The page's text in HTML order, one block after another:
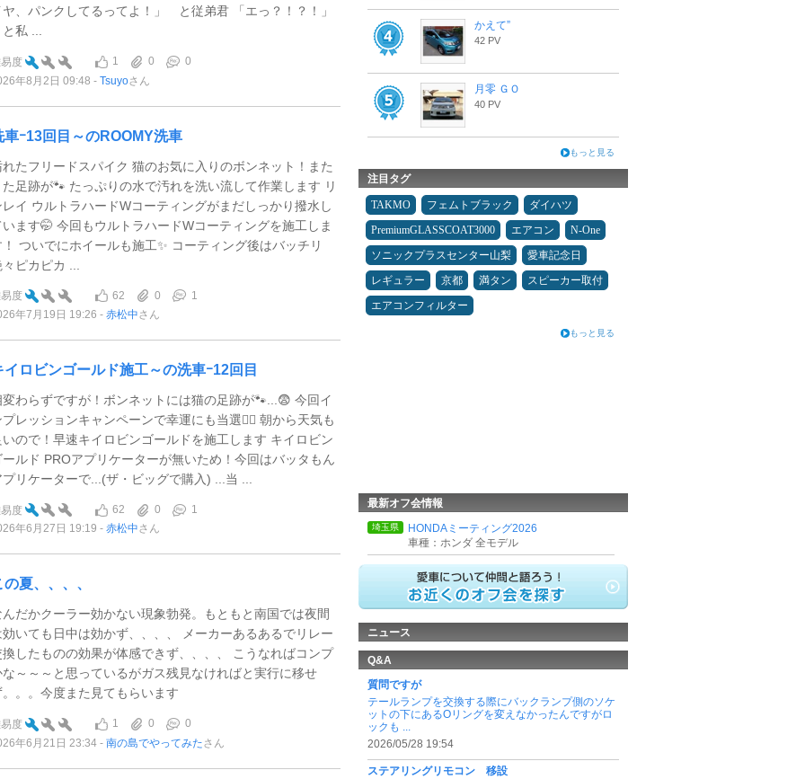
ヤ、パンクしてるってよ！」 と従弟君 「エっ？！？！」
私 ...
度 1 0
0
年8月2日 09:48
Tsuyoさん
車ｰ13回目～のROOMY洗車
れたフリードスパイク 猫のお気に入りのボンネット！また
た足跡が🐾 たっぷりの水で汚れを洗い流して作業します リ
レイ ウルトラハードWコーティングがまだしっかり撥水し
います🤭 今回もウルトラハードWコーティングを施工しま
！ ついでにホイールも施工✨ コーティング後はバッチリ
ピカピカ ...
度 62 0
1
年7月19日 19:26
赤松中さん
イロビンゴールド施工～の洗車ｰ12回目
変わらずですが！ボンネットには猫の足跡が🐾...😨 今回イ
プレッションキャンペーンで幸運にも当選🙇‍♂️ 朝から天気も
いので！早速キイロビンゴールドを施工します キイロビン
ールド PROアプリケーターが無いため！今回はバッタもん
プリケーターで...(ザ・ビッグで購入) ...当 ...
度 62 0
1
年6月27日 19:19
赤松中さん
の夏、、、、
んだかクーラー効かない現象勃発。もともと南国では夜間
効いても日中は効かず、、、、 メーカーあるあるでリレー
換したものの効果が体感できず、、、、 こうなればコンプ
な～～～と思っているがガス残見なければと実行に移せ
。。。今度また見てもらいます
度 1 0
0
年6月21日 23:34
南の島でやってみたさん
かえて”
42 PV
月零 ＧＯ
40 PV
もっと見る
注目タグ
TAKMO フェムトブラック
ダイハツ
PremiumGLASSCOAT3000
エアコン
N-One
ソニックプラスセンター山梨
愛車記念日
レギュラー
京都 満タン
スピーカー取付
エアコンフィルター
もっと見る
最新オフ会情報
埼玉県
HONDAミーティング2026
車種：ホンダ 全モデル
ニュース
Q&A
質問ですが
テールランプを交換する際にバックランプ側のソケ
ットの下にあるOリングを変えなかったんですがロ
ックも ...
2026/05/28 19:54
ステアリングリモコン 移設